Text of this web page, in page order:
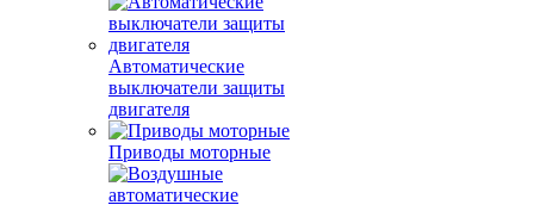
Автоматические
выключатели защиты
двигателя
Приводы моторные